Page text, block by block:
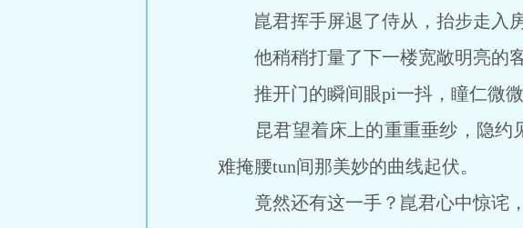
崑君挥手屏退了侍从，抬步走入房
他稍稍打量了下一楼宽敞明亮的客
推开门的瞬间眼pi一抖，瞳仁微微
昆君望着床上的重重垂纱，隐约见
难掩腰tun间那美妙的曲线起伏。
竟然还有这一手？崑君心中惊诧，